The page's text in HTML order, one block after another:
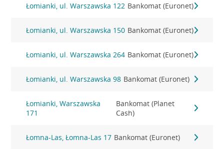
Łomianki, ul. Warszawska 122 Bankomat (Euronet)
Łomianki, ul. Warszawska 150 Bankomat (Euronet)
Łomianki, ul. Warszawska 264 Bankomat (Euronet)
Łomianki, ul. Warszawska 98 Bankomat (Euronet)
Łomianki, Warszawska
171
Bankomat (Planet
Cash)
Łomna-Las, Łomna-Las 17 Bankomat (Euronet)